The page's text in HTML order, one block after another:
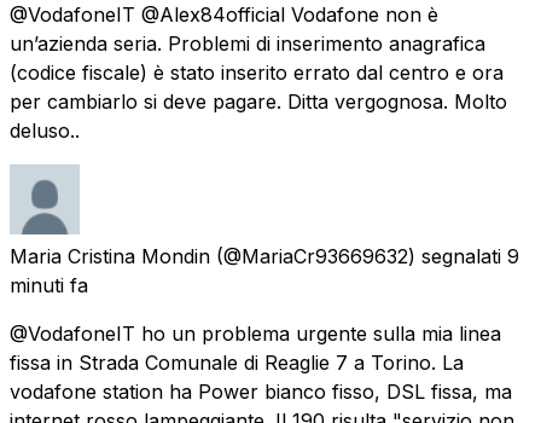
@VodafoneIT @Alex84official Vodafone non è
un’azienda seria. Problemi di inserimento anagrafica
(codice fiscale) è stato inserito errato dal centro e ora
per cambiarlo si deve pagare. Ditta vergognosa. Molto
deluso..
Maria Cristina Mondin (@MariaCr93669632) segnalati 9
minuti fa
@VodafoneIT ho un problema urgente sulla mia linea
fissa in Strada Comunale di Reaglie 7 a Torino. La
vodafone station ha Power bianco fisso, DSL fissa, ma